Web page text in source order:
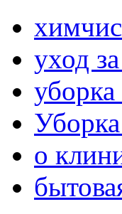
уход
уборка
о